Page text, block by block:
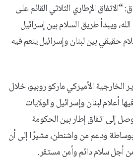
“الاتفاق الإطاري الثلاثي القائم على
ويبدأ طريق السلام بين إسرائيل
حقيقي بين لبنان وإسرائيل ينعم فيه
الخارجية الأميركي ماركو روبيو، خلال
أعلام لبنان وإسرائيل والولايات
إلى اتفاق إطار بين الحكومة
بوساطة ودعم من واشنطن، مشيرًا إلى أن
أجل سلام دائم وأمن مستقر.